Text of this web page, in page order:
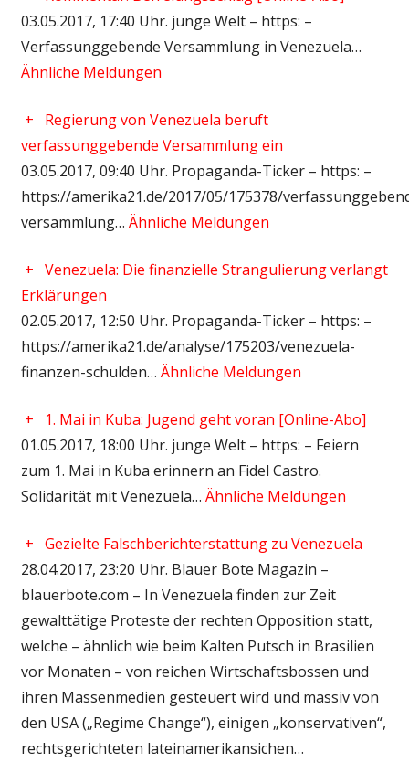
03.05.2017, 17:40 Uhr. junge Welt – https: –
Verfassunggebende Versammlung in Venezuela…
Ähnliche Meldungen
+
Regierung von Venezuela beruft
verfassunggebende Versammlung ein
03.05.2017, 09:40 Uhr. Propaganda-Ticker – https: –
https://amerika21.de/2017/05/175378/
versammlung… Ähnliche Meldungen
+ Venezuela: Die finanzielle Strangulierung verlangt
Erklärungen
02.05.2017, 12:50 Uhr. Propaganda-Ticker – https: –
https://amerika21.de/analyse/175203/venezuela-
finanzen-schulden… Ähnliche Meldungen
+
1. Mai in Kuba: Jugend geht voran [Online-Abo]
01.05.2017, 18:00 Uhr. junge Welt – https: – Feiern
zum 1. Mai in Kuba erinnern an Fidel Castro.
Solidarität mit Venezuela… Ähnliche Meldungen
+ Gezielte Falschberichterstattung zu Venezuela
28.04.2017, 23:20 Uhr. Blauer Bote Magazin –
blauerbote.com – In Venezuela finden zur Zeit
gewalttätige Proteste der rechten Opposition statt,
welche – ähnlich wie beim Kalten Putsch in Brasilien
vor Monaten – von reichen Wirtschaftsbossen und
ihren Massenmedien gesteuert wird und massiv von
den USA („Regime Change“), einigen „konservativen“,
rechtsgerichteten lateinamerikansichen…